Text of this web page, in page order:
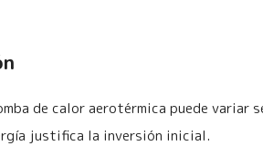
de calor aerotérmica puede variar
justifica la inversión inicial.